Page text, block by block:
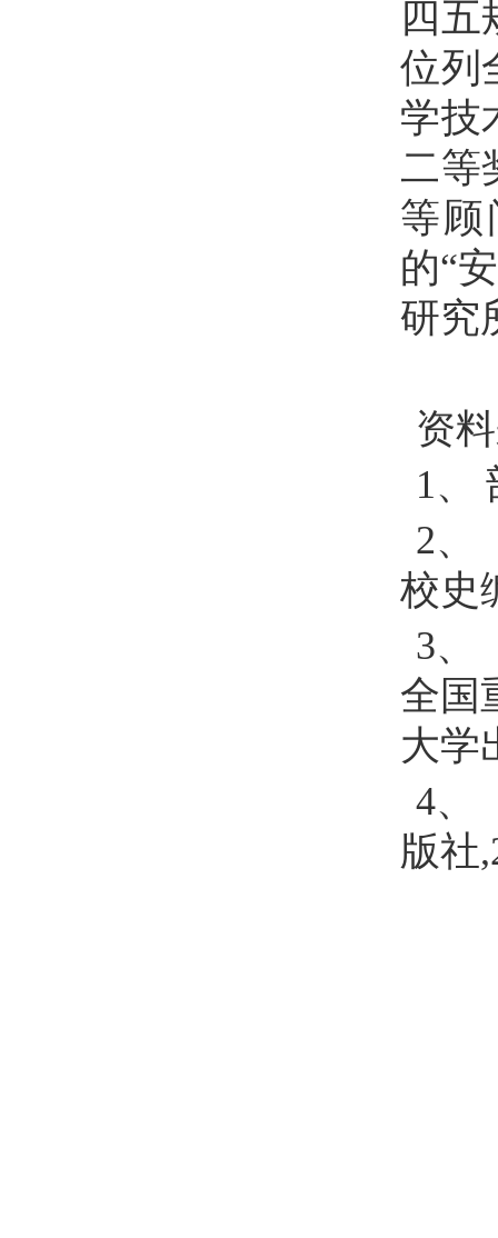
四
位列
学技
二等
等顾
的“
研究
资
1、
2、
校史
3、
全国
大学
4、
版社